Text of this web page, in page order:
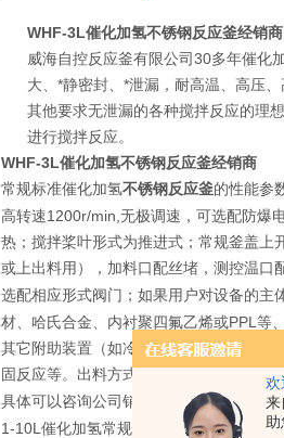
欢
来
助
WHF-3L催化加氢不锈钢反应釜经销商
威海自控反应釜有限公司30多年催化
大、*静密封、*泄漏，耐高温、高压
其他要求无泄漏的各种搅拌反应的理
进行搅拌反应。
WHF-3L催化加氢不锈钢反应釜经销商
常规标准催化加氢不锈钢反应釜的性能参
高转速1200r/min,无极调速，可选配防爆
热；搅拌桨叶形式为推进式；常规釜盖上
或上出料用），加料口配丝堵，测控温口
选配相应形式阀门；如果用户对设备的主
材、哈氏合金、内衬聚四氟乙烯或PPL等
其它附助装置（如冷凝回流装置、恒压
固反应等。出料方式有上出料和下出料两
具体可以咨询公司销售部工程师（
1-10L催化加氢常规性能配置表